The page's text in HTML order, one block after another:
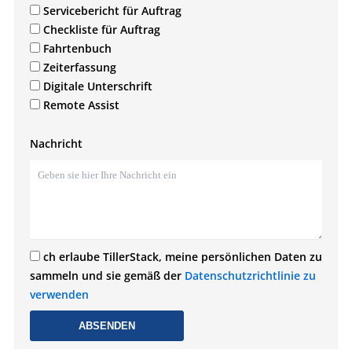
Servicebericht für Auftrag
Checkliste für Auftrag
Fahrtenbuch
Zeiterfassung
Digitale Unterschrift
Remote Assist
Nachricht
ch erlaube TillerStack, meine persönlichen Daten zu
sammeln und sie gemäß der Datenschutzrichtlinie zu
verwenden
ABSENDEN